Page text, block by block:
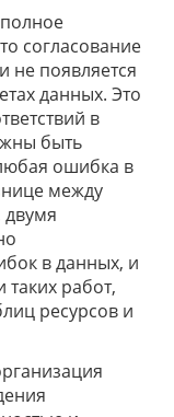
согласование
не появляется
данных. Это
в
быть
ошибка в
между
двумя
в данных, и
работ,
ресурсов и